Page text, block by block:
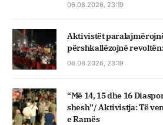
06.08.2026, 23:19
Aktivistët
përshkallëzojnë
06.08.2026, 23:19
“Më 14, 15 dhe 16
shesh”/ Aktivistja: Të
e Ramës